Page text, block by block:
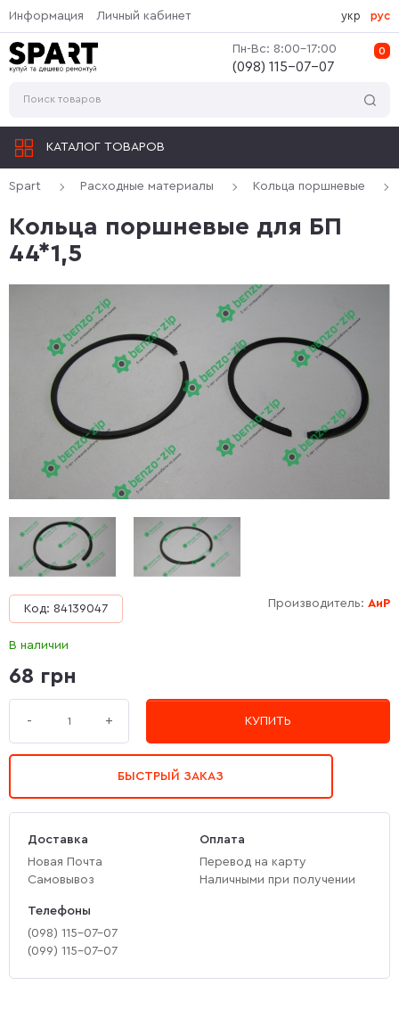
Информация Личный кабинет
0
Пн-Вс: 8:00-17:00
(‎098) 115-07-07
укр рус
КАТАЛОГ ТОВАРОВ
Spart Расходные материалы Кольца поршневые
Кольца поршневые для БП
44*1,5
Производитель: АиР
Код: 84139047
В наличии
68 грн
- + КУПИТЬ
БЫСТРЫЙ ЗАКАЗ
Доставка
Новая Почта
Самовывоз
Оплата
Перевод на карту
Наличными при получении
Телефоны
(‎098) 115-07-07
(‎099) 115-07-07